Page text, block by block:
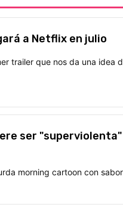
a Netflix en julio
trailer que nos da una idea
ser
morning cartoon con